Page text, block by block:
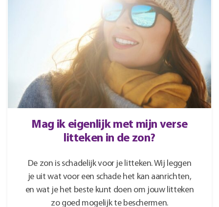
Mag ik eigenlijk met mijn verse
litteken in de zon?
De zon is schadelijk voor je litteken. Wij leggen
je uit wat voor een schade het kan aanrichten,
en wat je het beste kunt doen om jouw litteken
zo goed mogelijk te beschermen.